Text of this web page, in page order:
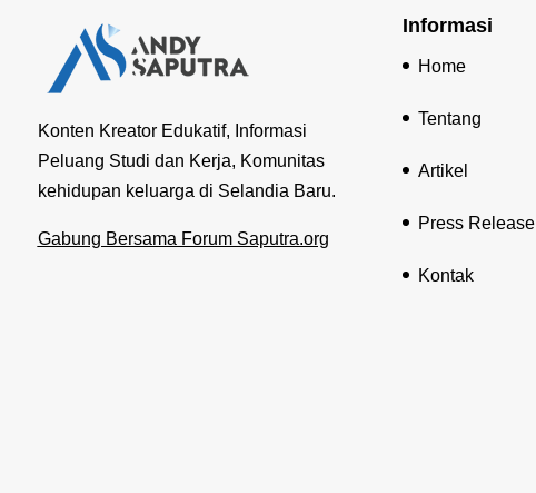
Konten Kreator Edukatif, Informasi
Peluang Studi dan Kerja, Komunitas
kehidupan keluarga di Selandia Baru.
Gabung Bersama Forum Saputra.org
Informasi
Home
Tentang
Artikel
Press Release
Kontak